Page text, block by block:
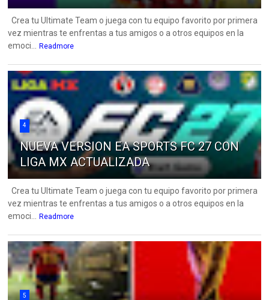
Crea tu Ultimate Team o juega con tu equipo favorito por primera
vez mientras te enfrentas a tus amigos o a otros equipos en la
emoci... Readmore
4
NUEVA VERSION EA SPORTS FC 27 CON
LIGA MX ACTUALIZADA
Crea tu Ultimate Team o juega con tu equipo favorito por primera
vez mientras te enfrentas a tus amigos o a otros equipos en la
emoci... Readmore
5